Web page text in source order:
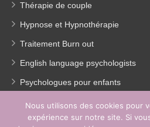
Thérapie de couple
Hypnose et Hypnothérapie
Traitement Burn out
English language psychologists
Psychologues pour enfants
Thérapie de la dépression
Perte de poids
Nous utilisons des cookies pour
expérience sur notre site. Si